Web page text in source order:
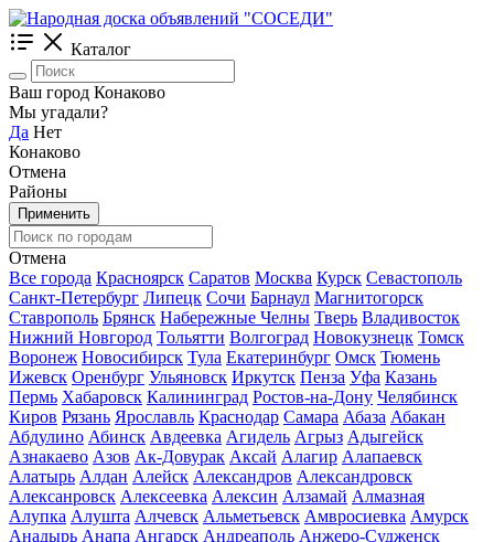
Каталог
Ваш город Конаково
Мы угадали?
Да Нет
Конаково
Отмена
Районы
Применить
Отмена
Все города Красноярск Саратов Москва Курск Севастополь
Санкт-Петербург Липецк Сочи Барнаул Магнитогорск
Ставрополь Брянск Набережные Челны Тверь Владивосток
Нижний Новгород Тольятти Волгоград Новокузнецк Томск
Воронеж Новосибирск Тула Екатеринбург Омск Тюмень
Ижевск Оренбург Ульяновск Иркутск Пенза Уфа Казань
Пермь Хабаровск Калининград Ростов-на-Дону Челябинск
Киров Рязань Ярославль Краснодар Самара Абаза Абакан
Абдулино Абинск Авдеевка Агидель Агрыз Адыгейск
Азнакаево Азов Ак-Довурак Аксай Алагир Алапаевск
Алатырь Алдан Алейск Александров Александровск
Алексанровск Алексеевка Алексин Алзамай Алмазная
Алупка Алушта Алчевск Альметьевск Амвросиевка Амурск
Анадырь Анапа Ангарск Андреаполь Анжеро-Судженск